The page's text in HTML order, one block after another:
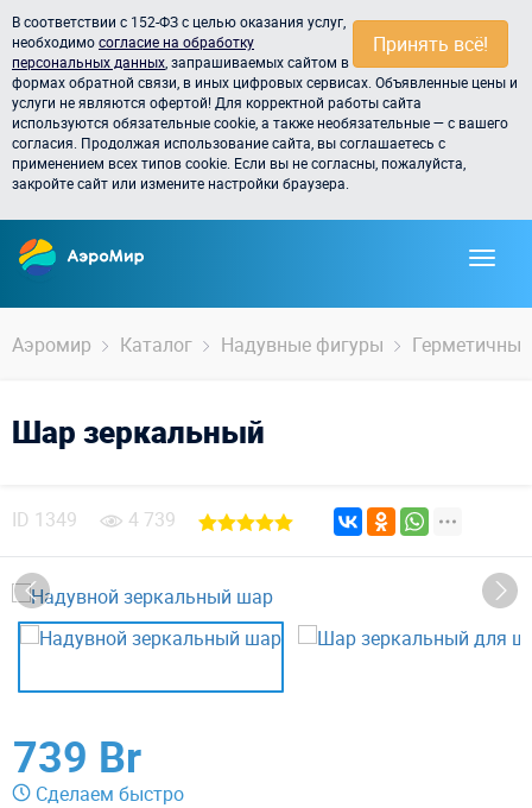
Принять всё!
В соответствии с 152-ФЗ с целью оказания услуг,
необходимосогласие на обработку
персональных данных , запрашиваемых сайтом в
формах обратной связи, в иных цифровых сервисах. Объявленные цены и
услуги не являются офертой! Для корректной работы сайта
используются обязательные cookie, а также необязательные — с вашего
согласия. Продолжая использование сайта, вы соглашаетесь с
применением всех типов cookie. Если вы не согласны, пожалуйста,
закройте сайт или измените настройки браузера.
Аэромир Каталог Надувные фигуры
Шар зеркальный
ID 1349 4 739
739 Br
Сделаем быстро